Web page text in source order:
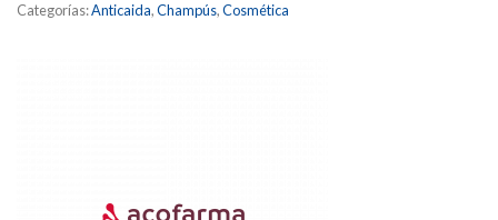
Categorías:Anticaida,Champús,Cosmética